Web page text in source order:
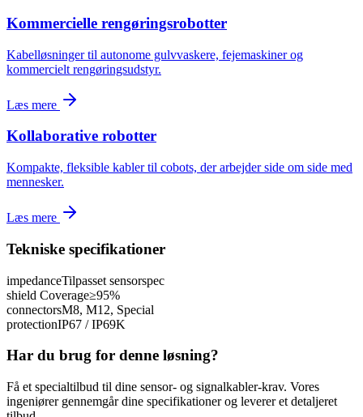
Kommercielle rengøringsrobotter
Kabelløsninger til autonome gulvvaskere, fejemaskiner og
kommercielt rengøringsudstyr.
Læs mere
Kollaborative robotter
Kompakte, fleksible kabler til cobots, der arbejder side om side med
mennesker.
Læs mere
Tekniske specifikationer
impedanceTilpasset sensorspec
shield Coverage≥95%
connectorsM8, M12, Special
protectionIP67 / IP69K
Har du brug for denne løsning?
Få et specialtilbud til dine sensor- og signalkabler-krav. Vores
ingeniører gennemgår dine specifikationer og leverer et detaljeret